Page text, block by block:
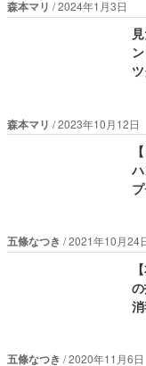
森本マリ 2024年1月3日
森本マリ 2023年10月12日
五條なつき 2021年10月24
五條なつき 2020年11月6日